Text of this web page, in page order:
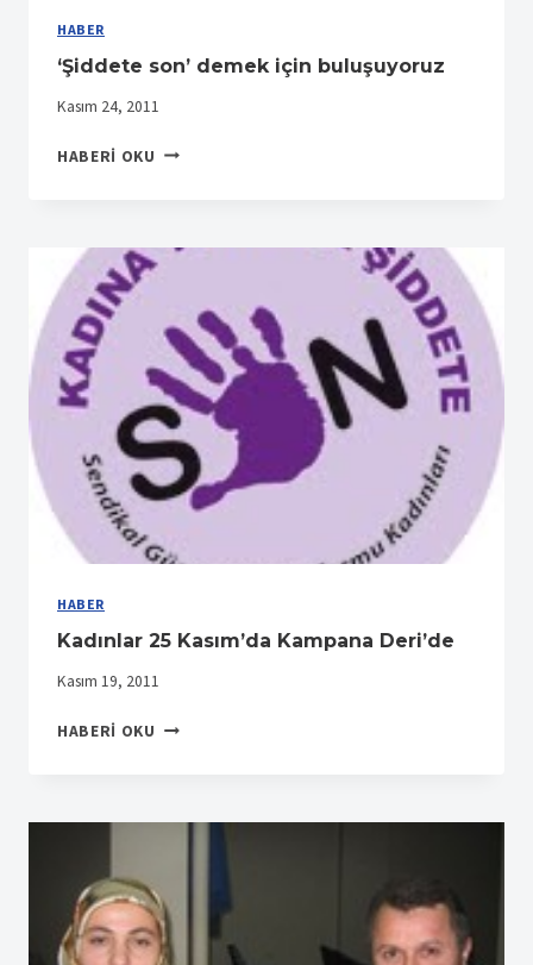
HABER
‘Şiddete son’ demek için buluşuyoruz
Kasım 24, 2011
HABERI OKU ‘ŞIDDETE
BULUŞUYORUZ
HABER
Kadınlar 25 Kasım’da Kampana Deri’de
Kasım 19, 2011
HABERI OKU KADINLAR
DERI’DE